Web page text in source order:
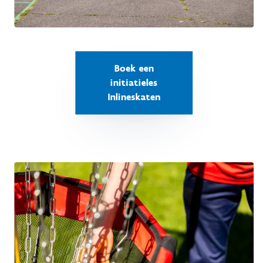
Boek een
initiatieles
Inlineskaten